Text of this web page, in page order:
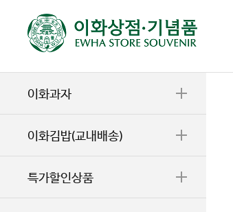
이화과자
이화김밥(교내배송)
특가할인상품